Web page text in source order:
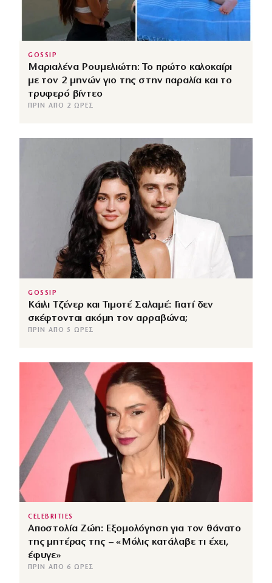
GOSSIP
Μαριαλένα Ρουμελιώτη: Το πρώτο καλοκαίρι
με τον 2 μηνών γιο της στην παραλία και το
τρυφερό βίντεο
ΠΡΙΝ ΑΠΌ 2 ΏΡΕΣ
GOSSIP
Κάιλι Τζένερ και Τιμοτέ Σαλαμέ: Γιατί δεν
σκέφτονται ακόμη τον αρραβώνα;
ΠΡΙΝ ΑΠΌ 5 ΏΡΕΣ
CELEBRITIES
Αποστολία Ζώη: Εξομολόγηση για τον θάνατο
της μητέρας της – «Μόλις κατάλαβε τι έχει,
έφυγε»
ΠΡΙΝ ΑΠΌ 6 ΏΡΕΣ